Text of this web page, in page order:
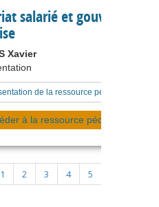
salarié et gouvernance
Xavier
de la ressource pédagogique
à la ressource pédagogique
1 2 3 4 5